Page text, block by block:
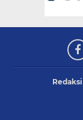
Redaksi